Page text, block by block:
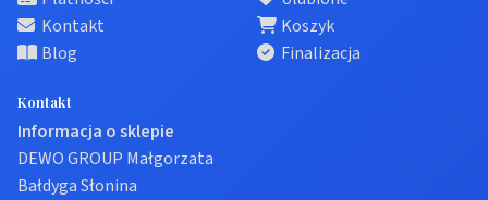
Kontakt
Blog
Koszyk
Finalizacja
Kontakt
Informacja o sklepie
DEWO GROUP Małgorzata
Bałdyga Słonina